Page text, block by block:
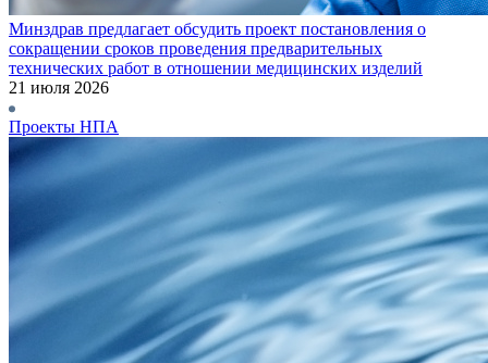
Минздрав предлагает обсудить проект постановления о
сокращении сроков проведения предварительных
технических работ в отношении медицинских изделий
21 июля 2026
Проекты НПА